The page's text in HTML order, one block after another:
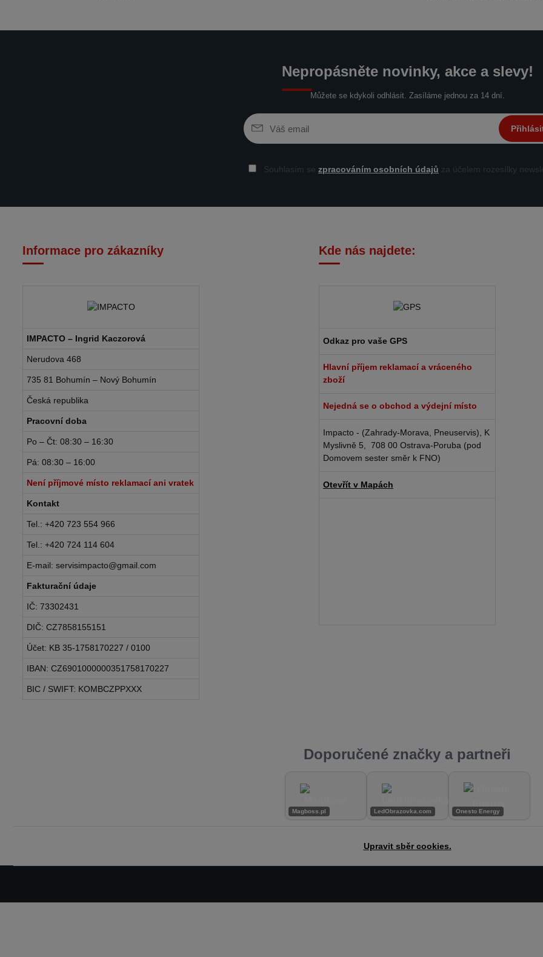
Nepropásněte novinky, akce a slevy!
Můžete se kdykoli odhlásit. Zasíláme jednou za 14 dní.
Souhlasím se zpracováním osobních údajů za účelem rozesílky
Informace pro zákazníky
IMPACTO – Ingrid Kaczorová
Nerudova 468
735 81 Bohumín – Nový Bohumín
Česká republika
Pracovní doba
Po – Čt: 08:30 – 16:30
Pá: 08:30 – 16:00
Není příjmové místo reklamací ani vratek
Kontakt
Tel.: +420 723 554 966
Tel.: +420 724 114 604
E-mail: servisimpacto@gmail.com
Fakturační údaje
IČ: 73302431
DIČ: CZ7858155151
Účet: KB 35-1758170227 / 0100
IBAN: CZ6901000000351758170227
BIC / SWIFT: KOMBCZPPXXX
Kde nás najdete:
Odkaz pro vaše GPS
Hlavní příjem reklamací a vráceného
zboží
Nejedná se o obchod a výdejní místo
Impacto - (Zahrady-Morava, Pneuservis), K
Myslivně 5, 708 00 Ostrava-Poruba (pod
Domovem sester směr k FNO)
Otevřít v Mapách
Doporučené značky a partneři
Magboss.pl LedObrazovka.com Onesto Energy
Upravit sběr cookies.